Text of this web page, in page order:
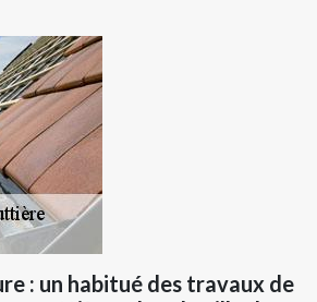
: un habitué des travaux de